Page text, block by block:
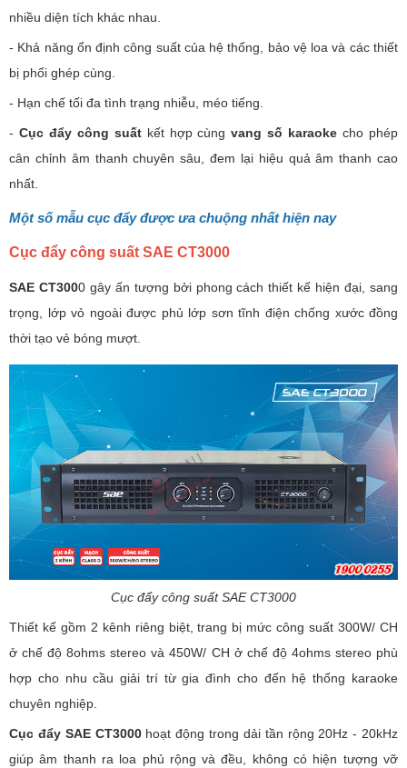
nhiều diện tích khác nhau.
- Khả năng ổn định công suất của hệ thống, bảo vệ loa và các thiết
bị phối ghép cùng.
- Hạn chế tối đa tình trạng nhiễu, méo tiếng.
- Cục đẩy công suấtkết hợp cùngvang số karaoke cho phép
cân chỉnh âm thanh chuyên sâu, đem lại hiệu quả âm thanh cao
nhất.
Một số mẫu cục đẩy được ưa chuộng nhất hiện nay
Cục đẩy công suất SAE CT3000
SAE CT3000 gây ấn tượng bởi phong cách thiết kế hiện đại, sang
trọng, lớp vỏ ngoài được phủ lớp sơn tĩnh điện chống xước đồng
thời tạo vẻ bóng mượt.
Cục đẩy công suất SAE CT3000
Thiết kế gồm 2 kênh riêng biệt, trang bị mức công suất 300W/ CH
ở chế độ 8ohms stereo và 450W/ CH ở chế độ 4ohms stereo phù
hợp cho nhu cầu giải trí từ gia đình cho đến hệ thống karaoke
chuyên nghiệp.
Cục đẩy SAE CT3000hoạt động trong dải tần rộng 20Hz - 20kHz
giúp âm thanh ra loa phủ rộng và đều, không có hiện tượng vỡ